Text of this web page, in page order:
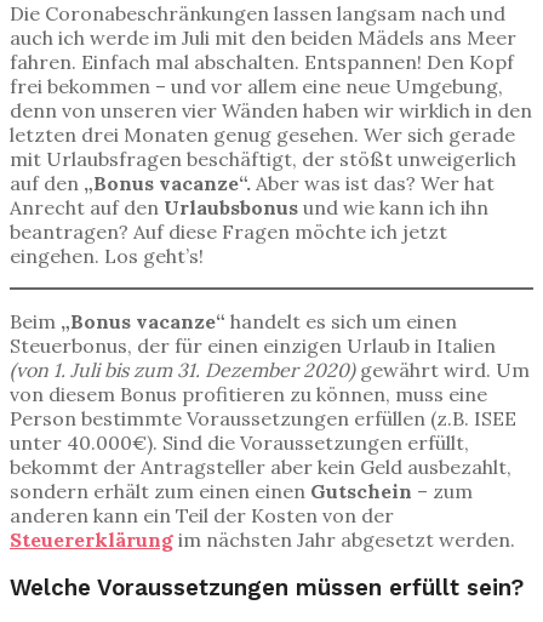
Die Coronabeschränkungen lassen langsam nach und
auch ich werde im Juli mit den beiden Mädels ans Meer
fahren. Einfach mal abschalten. Entspannen! Den Kopf
frei bekommen – und vor allem eine neue Umgebung,
denn von unseren vier Wänden haben wir wirklich in den
letzten drei Monaten genug gesehen. Wer sich gerade
mit Urlaubsfragen beschäftigt, der stößt unweigerlich
auf den „Bonus vacanze“. Aber was ist das? Wer hat
Anrecht auf den Urlaubsbonus und wie kann ich ihn
beantragen? Auf diese Fragen möchte ich jetzt
eingehen. Los geht’s!
Beim „Bonus vacanze“ handelt es sich um einen
Steuerbonus, der für einen einzigen Urlaub in Italien
(von 1. Juli bis zum 31. Dezember 2020)gewährt wird. Um
von diesem Bonus profitieren zu können, muss eine
Person bestimmte Voraussetzungen erfüllen (z.B. ISEE
unter 40.000€). Sind die Voraussetzungen erfüllt,
bekommt der Antragsteller aber kein Geld ausbezahlt,
sondern erhält zum einen einen Gutschein – zum
anderen kann ein Teil der Kosten von der
Steuererklärung im nächsten Jahr abgesetzt werden.
Welche Voraussetzungen müssen erfüllt sein?